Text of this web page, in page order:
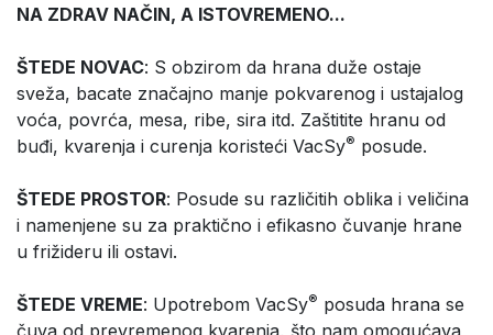
NA ZDRAV NAČIN, A ISTOVREMENO...
ŠTEDE NOVAC: S obzirom da hrana duže ostaje
sveža, bacate značajno manje pokvarenog i ustajalog
voća, povrća, mesa, ribe, sira itd. Zaštitite hranu od
buđi, kvarenja i curenja koristeći VacSy® posude.
ŠTEDE PROSTOR: Posude su različitih oblika i veličina
i namenjene su za praktično i efikasno čuvanje hrane
u frižideru ili ostavi.
ŠTEDE VREME: Upotrebom VacSy® posuda hrana se
čuva od prevremenog kvarenja, što nam omogućava